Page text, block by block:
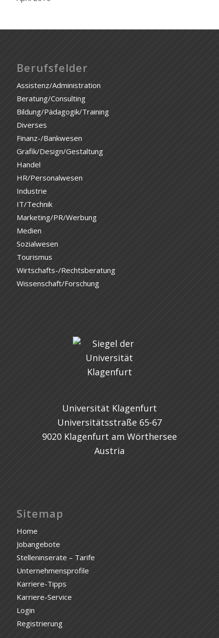
Berufsfelder
Assistenz/Administration
Beratung/Consulting
Bildung/Pädagogik/Training
Diverses
Finanz-/Bankwesen
Grafik/Design/Gestaltung
Handel
HR/Personalwesen
Industrie
IT/Technik
Marketing/PR/Werbung
Medien
Sozialwesen
Tourismus
Wirtschafts-/Rechtsberatung
Wissenschaft/Forschung
Universität Klagenfurt
Universitätsstraße 65-67
9020 Klagenfurt am Wörthersee
Austria
Sitemap
Home
Jobangebote
Stelleninserate – Tarife
Unternehmensprofile
Karriere-Tipps
Karriere-Service
Login
Registrierung